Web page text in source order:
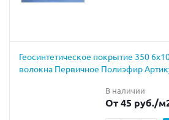
Геосинтетическое покрытие 350
волокна Первичное Полиэфир
В наличии
От 45 руб./